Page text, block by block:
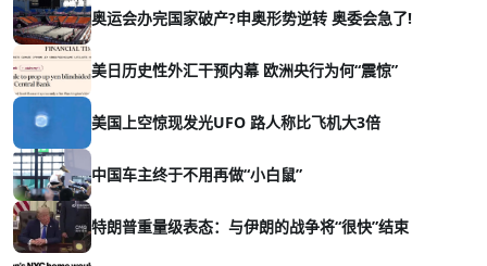
奥运会办完国家破产?申奥形势逆转 奥委会急了!
美日历史性外汇干预内幕 欧洲央行为何“震惊”
美国上空惊现发光UFO 路人称比飞机大3倍
中国车主终于不用再做“小白鼠”
特朗普重量级表态：与伊朗的战争将“很快”结束